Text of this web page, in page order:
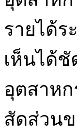
รายได้ร
เห็นได้
อุตสาห
สัดส่วนข